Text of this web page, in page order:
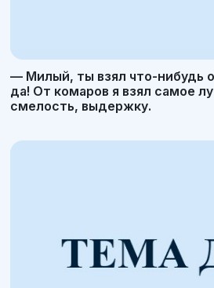
— Милый, ты взял что-нибудь
да! От комаров я взял самое
смелость, выдержку.